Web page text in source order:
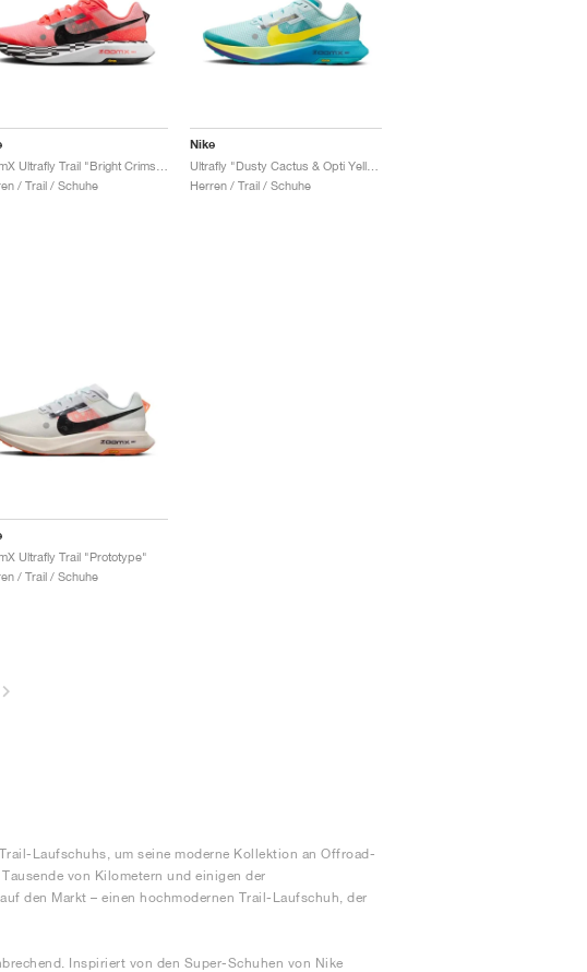
/ Trail / Schuhe
Nike
Herren / Trail / Schuhe
Ultrafly Trail "Prototype"
/ Trail / Schuhe
Laufschuhs, um seine moderne Kollektion an Offroad-
von Kilometern und einigen der
den Markt – einen hochmodernen Trail-Laufschuh, der
Inspiriert von den Super-Schuhen von Nike